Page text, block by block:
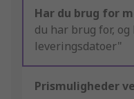
Har du brug for
du har brug for,
leveringsdatoer"
Prismuligheder